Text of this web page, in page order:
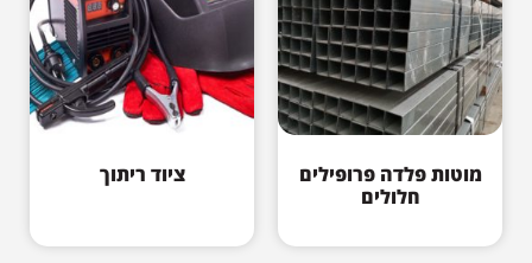
מוטות פלדה פרופילים
חלולים
ציוד ריתוך